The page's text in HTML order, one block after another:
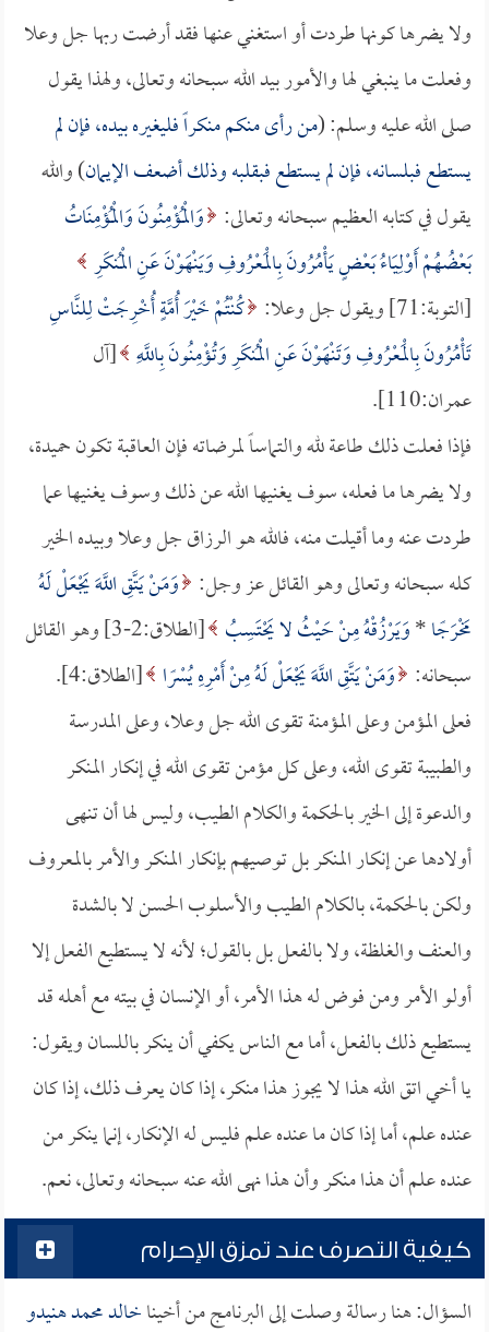
ولا يضرها كونها طردت أو استغني عنها فقد أرضت ربها جل وعلا
وفعلت ما ينبغي لها والأمور بيد الله سبحانه وتعالى، ولهذا يقول
صلى الله عليه وسلم: (من رأى منكم منكراً فليغيره بيده، فإن لم
يستطع فبلسانه، فإن لم يستطع فبقلبه وذلك أضعف الإيمان) والله
يقول في كتابه العظيم سبحانه وتعالى: وَالْمُؤْمِنُونَ وَالْمُؤْمِنَاتُ
بَعْضُهُمْ أَوْلِيَاءُ بَعْضٍ يَأْمُرُونَ بِالْمَعْرُوفِ وَيَنْهَوْنَ عَنِ الْمُنكَرِ
[التوبة:71] ويقول جل وعلا:
كُنْتُمْ خَيْرَ أُمَّةٍ أُخْرِجَتْ لِلنَّاسِ
تَأْمُرُونَ بِالْمَعْرُوفِ وَتَنْهَوْنَ عَنِ الْمُنكَرِ وَتُؤْمِنُونَ بِاللَّهِ [آل
عمران:110].
فإذا فعلت ذلك طاعة لله والتماساً لمرضاته فإن العاقبة تكون حميدة،
ولا يضرها ما فعله، سوف يغنيها الله عن ذلك وسوف يغنيها عما
طردت عنه وما أقيلت منه، فالله هو الرزاق جل وعلا وبيده الخير
كله سبحانه وتعالى وهو القائل عز وجل: وَمَنْ يَتَّقِ اللَّهَ يَجْعَلْ لَهُ
مَخْرَجًا*وَيَرْزُقْهُ مِنْ حَيْثُ لا يَحْتَسِبُ
[الطلاق:2-3] وهو القائل
سبحانه: وَمَنْ يَتَّقِ اللَّهَ يَجْعَلْ لَهُ مِنْ أَمْرِهِ يُسْرًا [الطلاق:4].
فعلى المؤمن وعلى المؤمنة تقوى الله جل وعلا، وعلى المدرسة
والطبيبة تقوى الله، وعلى كل مؤمن تقوى الله في إنكار المنكر
والدعوة إلى الخير بالحكمة والكلام الطيب، وليس لها أن تنهى
أولادها عن إنكار المنكر بل توصيهم بإنكار المنكر والأمر بالمعروف
ولكن بالحكمة، بالكلام الطيب والأسلوب الحسن لا بالشدة
والعنف والغلظة، ولا بالفعل بل بالقول؛ لأنه لا يستطيع الفعل إلا
أولو الأمر ومن فوض له هذا الأمر، أو الإنسان في بيته مع أهله قد
يستطيع ذلك بالفعل، أما مع الناس يكفي أن ينكر باللسان ويقول:
يا أخي اتق الله هذا لا يجوز هذا منكر، إذا كان يعرف ذلك، إذا كان
عنده علم، أما إذا كان ما عنده علم فليس له الإنكار، إنما ينكر من
عنده علم أن هذا منكر وأن هذا نهى الله عنه سبحانه وتعالى، نعم.
كيفية التصرف عند تمزق الإحرام
السؤال: هنا رسالة وصلت إلى البرنامج من أخيناخالد محمد هنيدو